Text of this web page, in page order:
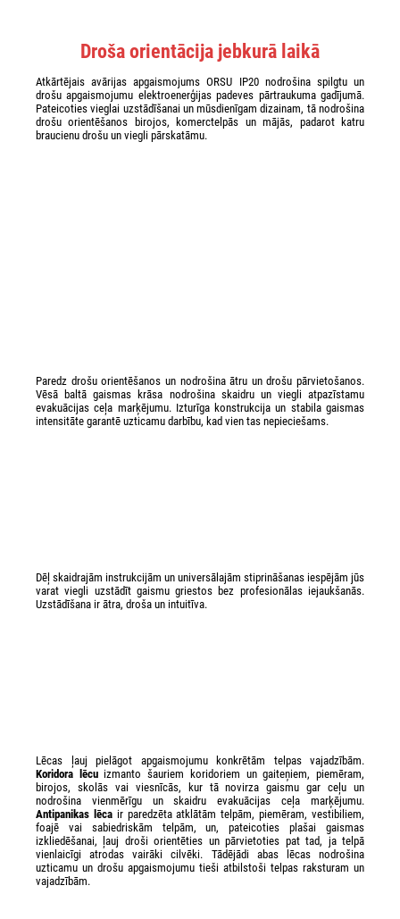
Droša orientācija jebkurā laikā
Atkārtējais avārijas apgaismojums ORSU IP20 nodrošina spilgtu un
drošu apgaismojumu elektroenerģijas padeves pārtraukuma gadījumā.
Pateicoties vieglai uzstādīšanai un mūsdienīgam dizainam, tā nodrošina
drošu orientēšanos birojos, komerctelpās un mājās, padarot katru
braucienu drošu un viegli pārskatāmu.
Paredz drošu orientēšanos un nodrošina ātru un drošu pārvietošanos.
Vēsā baltā gaismas krāsa nodrošina skaidru un viegli atpazīstamu
evakuācijas ceļa marķējumu. Izturīga konstrukcija un stabila gaismas
intensitāte garantē uzticamu darbību, kad vien tas nepieciešams.
Dēļ skaidrajām instrukcijām un universālajām stiprināšanas iespējām jūs
varat viegli uzstādīt gaismu griestos bez profesionālas iejaukšanās.
Uzstādīšana ir ātra, droša un intuitīva.
Lēcas ļauj pielāgot apgaismojumu konkrētām telpas vajadzībām.
Koridora lēcuizmanto šauriem koridoriem un gaiteņiem, piemēram,
birojos, skolās vai viesnīcās, kur tā novirza gaismu gar ceļu un
nodrošina vienmērīgu un skaidru evakuācijas ceļa marķējumu.
Antipanikas lēcair paredzēta atklātām telpām, piemēram, vestibiliem,
foajē vai sabiedriskām telpām, un, pateicoties plašai gaismas
izkliedēšanai, ļauj droši orientēties un pārvietoties pat tad, ja telpā
vienlaicīgi atrodas vairāki cilvēki. Tādējādi abas lēcas nodrošina
uzticamu un drošu apgaismojumu tieši atbilstoši telpas raksturam un
vajadzībām.